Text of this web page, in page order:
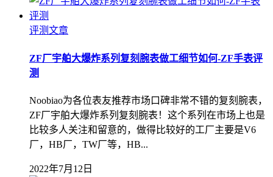
评测文章
ZF厂宇舶大爆炸系列复刻腕表做工细节如何-ZF手表评
测
Noobiao为各位表友推荐市场口碑非常不错的复刻腕表，
ZF厂宇舶大爆炸系列复刻腕表！这个系列在市场上也是
比较多人关注和留意的，做得比较好的工厂主要是V6
厂，HB厂，TW厂等，HB...
2022年7月12日